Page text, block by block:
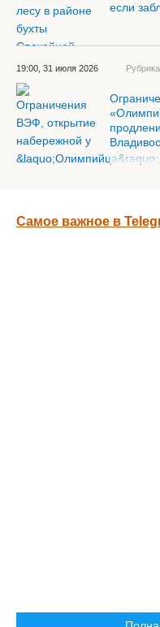
если
19:00, 31 июля 2026
Самое важное в